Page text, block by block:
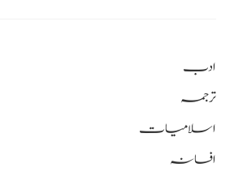
ادب
ترجمہ
اسلامیات
افسانہ